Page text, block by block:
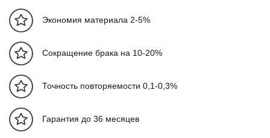
вращения
шнека
Мощностные характеристики
Давление
системы
Мощность
насоса (min-
max)
кВт
Экономия материала 2-5%
Сокращение брака на 10-20%
Точность повторяемости 0,1-0,3%
Гарантия до 36 месяцев